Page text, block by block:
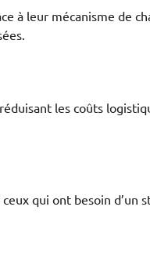
à leur mécanisme de
les coûts
qui ont besoin d’un